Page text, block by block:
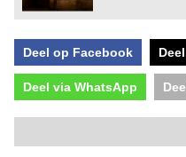
Deel op Facebook
Deel via WhatsApp